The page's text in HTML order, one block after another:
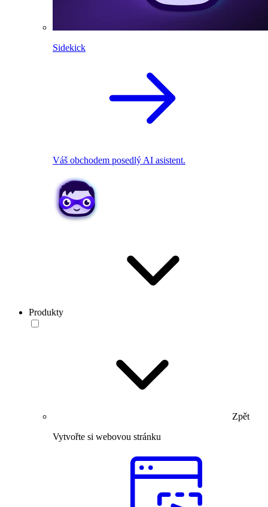
Sidekick
Váš obchodem posedlý AI asistent.
Produkty
Zpět
Vytvořte si webovou stránku